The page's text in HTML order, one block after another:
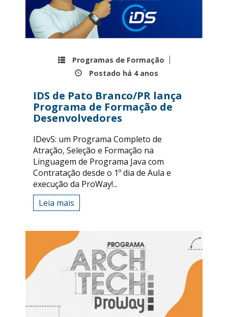
Programas de Formação
Postado há 4 anos
IDS de Pato Branco/PR lança
Programa de Formação de
Desenvolvedores
IDevS: um Programa Completo de
Atração, Seleção e Formação na
Linguagem de Programa Java com
Contratação desde o 1º dia de Aula e
execução da ProWay!...
Leia mais